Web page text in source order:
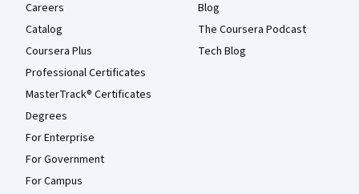
Careers
Catalog
Coursera Plus
Professional Certificates
MasterTrack® Certificates
Degrees
For Enterprise
For Government
For Campus
Blog
The Coursera Podcast
Tech Blog